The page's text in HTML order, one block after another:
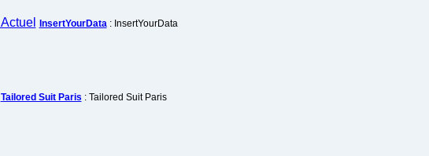
InsertYourData: InsertYourData
Tailored Suit Paris : Tailored Suit Paris